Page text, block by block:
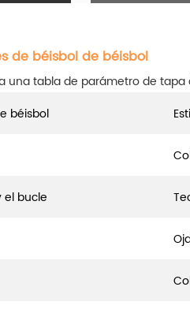
de béisbol de béisbol
una tabla de parámetro de
béisbol
el bucle